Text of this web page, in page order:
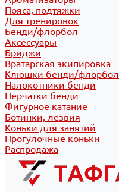
Пояса, подтяжки
Для тренировок
Бенди/флорбол
Аксессуары
Бриджи
Вратарская экипировка
Клюшки бенди/флорбол
Налокотники бенди
Перчатки бенди
Фигурное катание
Ботинки, лезвия
Коньки для занятий
Прогулочные коньки
Распродажа